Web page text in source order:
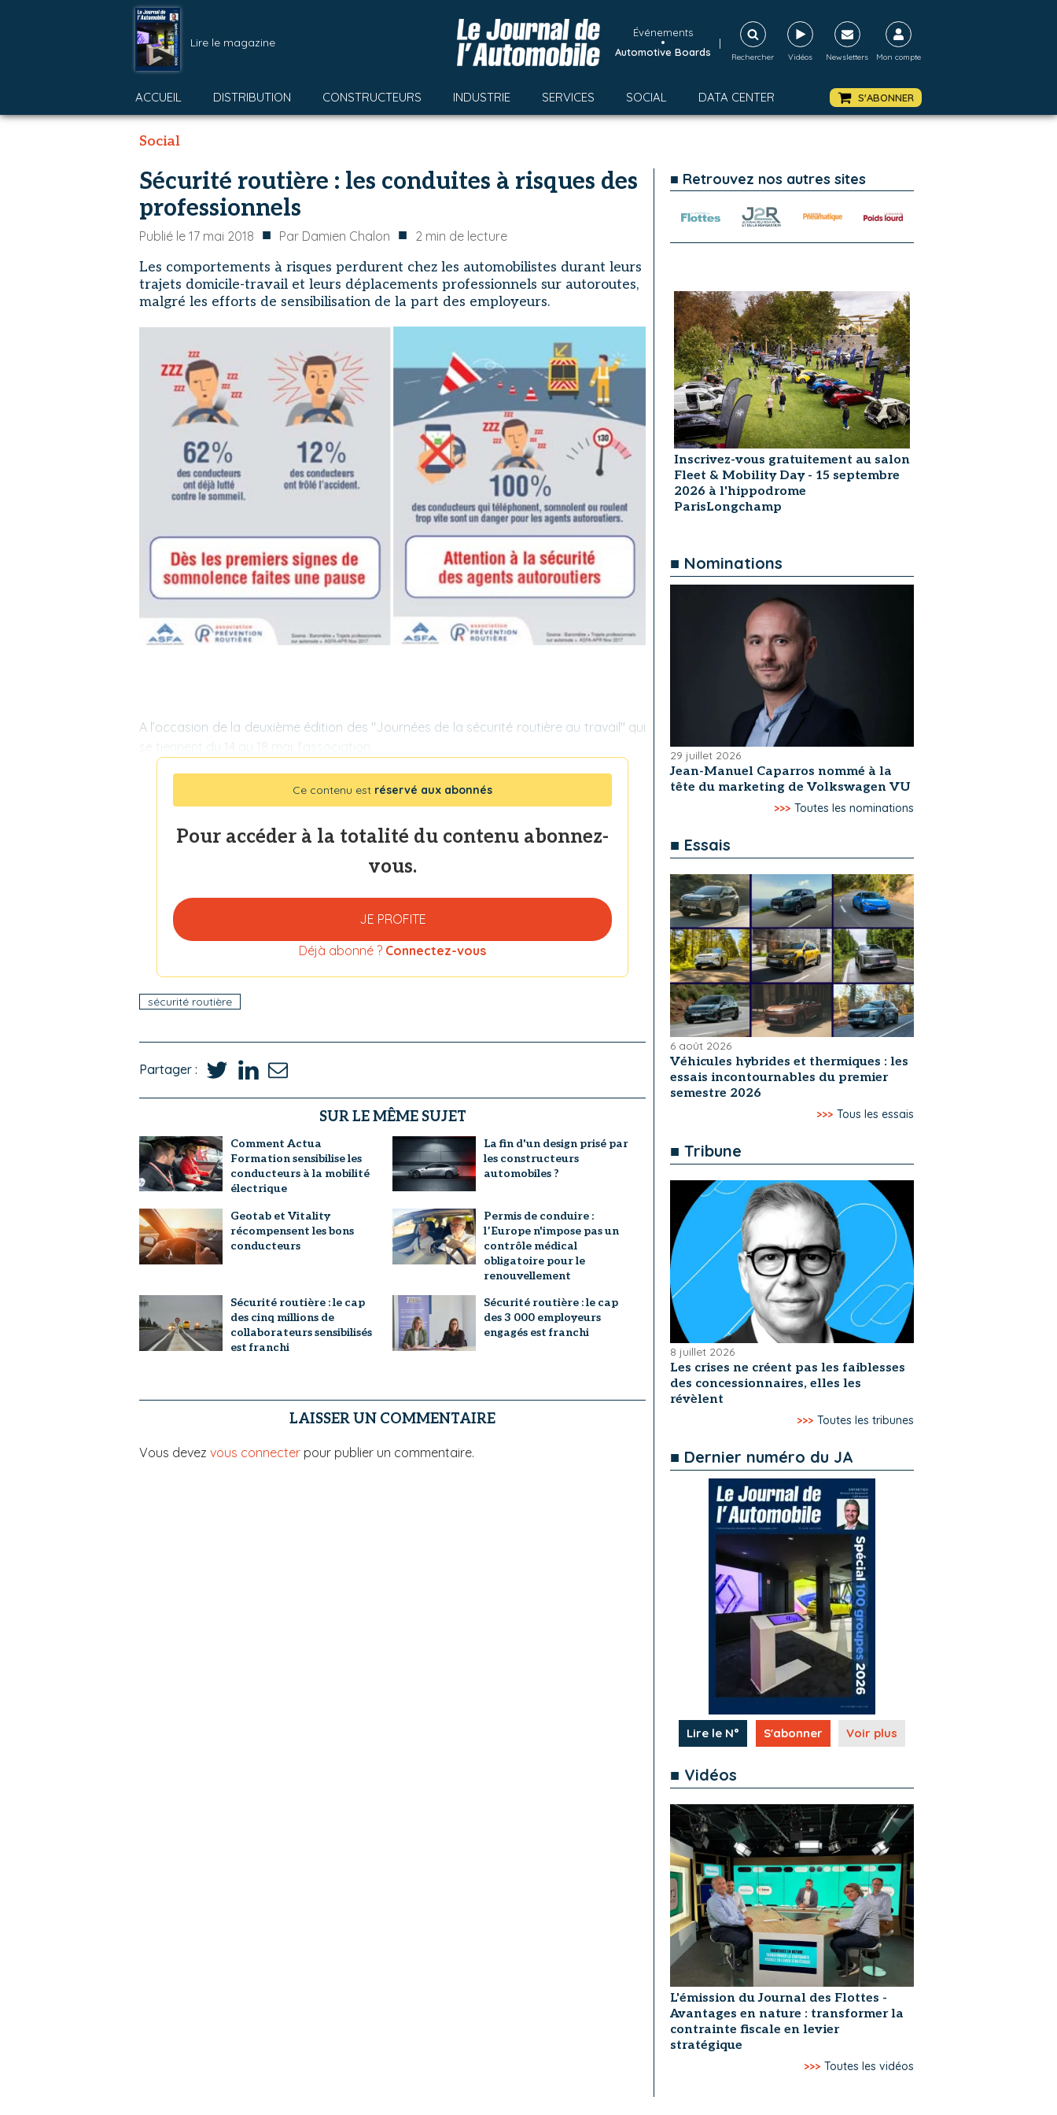
Lire le magazine
Événements
•
Automotive Boards
|
Rechercher Vidéos Newsletters Mon compte
ACCUEIL DISTRIBUTION CONSTRUCTEURS INDUSTRIE SERVICES SOCIAL DATA CENTER S'ABONNER
Social
Sécurité routière : les conduites à risques des
professionnels
Publié le 17 mai 2018 ■ Par Damien Chalon ■ 2 min de lecture
Les comportements à risques perdurent chez les automobilistes durant leurs
trajets domicile-travail et leurs déplacements professionnels sur autoroutes,
malgré les efforts de sensibilisation de la part des employeurs.
A l’occasion de la deuxième édition des "Journées de la sécurité routière au travail" qui
se tiennent du 14 au 18 mai, l’association
Ce contenu est réservé aux abonnés
Pour accéder à la totalité du contenu abonnez-
vous.
JE PROFITE
Déjà abonné ? Connectez-vous
sécurité routière
Partager :
SUR LE MÊME SUJET
Comment Actua
Formation sensibilise les
conducteurs à la mobilité
électrique
La fin d'un design prisé par
les constructeurs
automobiles ?
Geotab et Vitality
récompensent les bons
conducteurs
Permis de conduire :
l’Europe n'impose pas un
contrôle médical
obligatoire pour le
renouvellement
Sécurité routière : le cap
des cinq millions de
collaborateurs sensibilisés
est franchi
Sécurité routière : le cap
des 3 000 employeurs
engagés est franchi
LAISSER UN COMMENTAIRE
Vous devez vous connecter pour publier un commentaire.
■ Retrouvez nos autres sites
Inscrivez-vous gratuitement au salon
Fleet & Mobility Day - 15 septembre
2026 à l'hippodrome
ParisLongchamp
■ Nominations
29 juillet 2026
Jean-Manuel Caparros nommé à la
tête du marketing de Volkswagen VU
>>> Toutes les nominations
■ Essais
6 août 2026
Véhicules hybrides et thermiques : les
essais incontournables du premier
semestre 2026
>>> Tous les essais
■ Tribune
8 juillet 2026
Les crises ne créent pas les faiblesses
des concessionnaires, elles les
révèlent
>>> Toutes les tribunes
■ Dernier numéro du JA
Lire le N° S'abonner Voir plus
■ Vidéos
L'émission du Journal des Flottes -
Avantages en nature : transformer la
contrainte fiscale en levier
stratégique
>>> Toutes les vidéos